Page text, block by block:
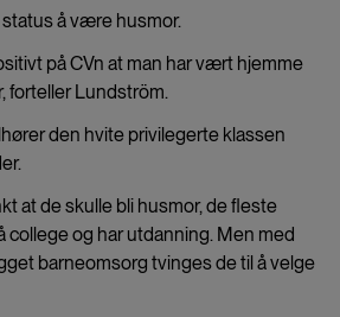
å være husmor.
på CVn at man har vært hjemme
forteller Lundström.
den hvite privilegerte klassen
at de skulle bli husmor, de fleste
college og har utdanning. Men med
barneomsorg tvinges de til å velge